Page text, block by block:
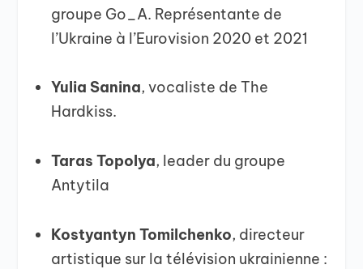
groupe Go_A. Représentante de
l’Ukraine à l’Eurovision 2020 et 2021
Yulia Sanina, vocaliste de The
Hardkiss.
Taras Topolya, leader du groupe
Antytila
Kostyantyn Tomilchenko, directeur
artistique sur la télévision ukrainienne :